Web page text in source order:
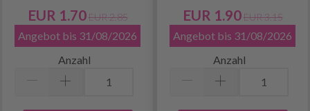
EUR 1.70 EUR 2.85
Angebot bis 31/08/2026
Anzahl
EUR 1.90 EUR 3.15
Angebot bis 31/08/2026
Anzahl